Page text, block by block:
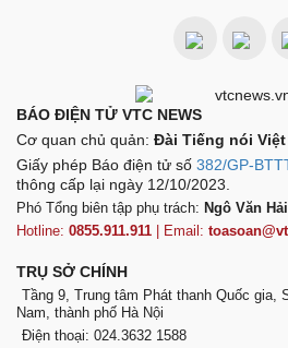
BÁO ĐIỆN TỬ VTC NEWS
Cơ quan chủ quản: Đài Tiếng nói Việt
Giấy phép Báo điện tử số 382/GP-
thông cấp lại ngày 12/10/2023.
Phó Tổng biên tập phụ trách: Ngô Văn Hải
Hotline: 0855.911.911 | Email:
TRỤ SỞ CHÍNH
Tầng 9, Trung tâm Phát thanh Quốc
Nam, thành phố Hà Nội
Điện thoại: 024.3632 1588